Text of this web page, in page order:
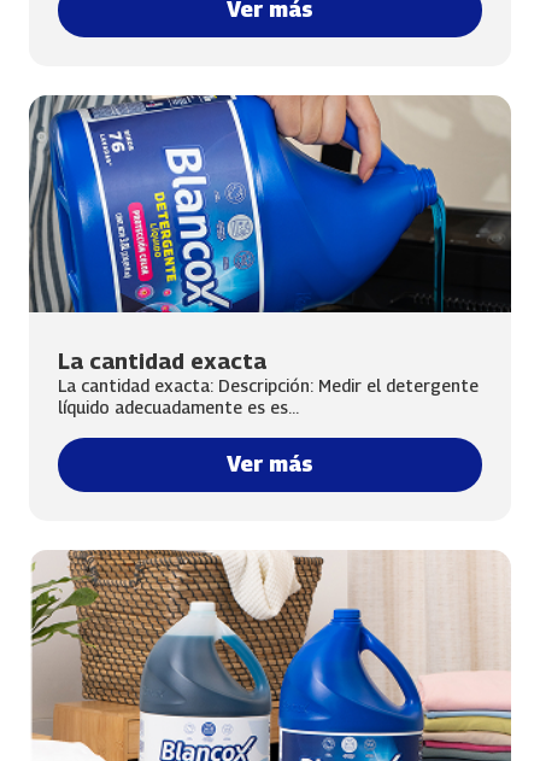
Ver más
La cantidad exacta
La cantidad exacta: Descripción: Medir el detergente
líquido adecuadamente es es...
Ver más